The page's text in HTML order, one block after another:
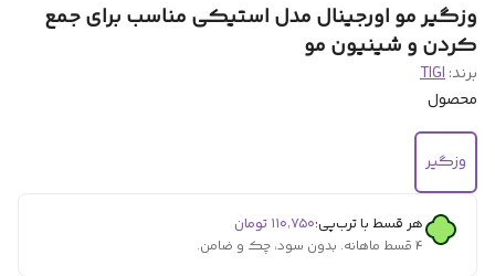
وزگیر مو اورجینال مدل استیکی مناسب برای جمع
کردن و شینیون مو
برند:TIGI
محصول
وزگیر
هر قسط با ترب‌پی:۱۱۰٬۷۵۰ تومان
۴ قسط ماهانه. بدون سود، چک و ضامن.